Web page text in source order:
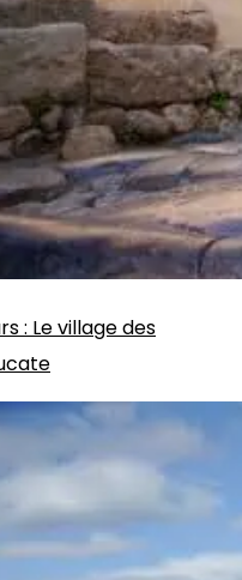
: Le village des